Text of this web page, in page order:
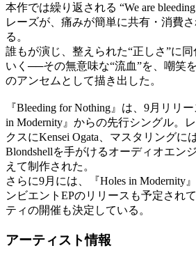
本作では繰り返される “We are
レーズが、痛みが簡単に共有・消費
る。
誰もが演じ、整えられた“正しさ”に
いく──その無意味な“流血”を、嘲笑
のアンセムとして描き出した。
『Bleeding for Nothing』は、9月リリ
in Modernity』からの先行シングル。
クスにKensei Ogata、マスタリングに
Blondshellを手がけるオーディオエン
えて制作された。
さらに9月には、『Holes in Modernity
ンビエントEPのリリースも予定され
ティの開催も決定している。
アーティスト情報